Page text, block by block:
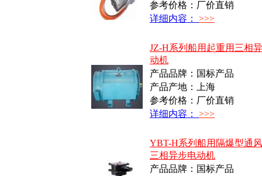
参考价格：厂价直销
详细内容： >>>
JZ-H系列船用起重用三相
动机
产品品牌：国标产品
产品产地：上海
参考价格：厂价直销
详细内容： >>>
YBT-H系列船用隔爆型通
三相异步电动机
产品品牌：国标产品